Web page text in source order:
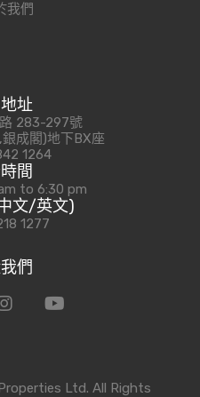
我們
址
283-297號
成閣)地下BX座
1264
間
to 6:30 pm
文/英文)
1277
們
Ltd. All Rights